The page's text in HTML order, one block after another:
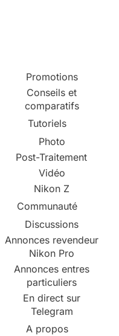
Promotions
Conseils et
comparatifs
Tutoriels
Photo
Post-Traitement
Vidéo
Nikon Z
Communauté
Discussions
Annonces revendeur
Nikon Pro
Annonces entres
particuliers
En direct sur
Telegram
A propos